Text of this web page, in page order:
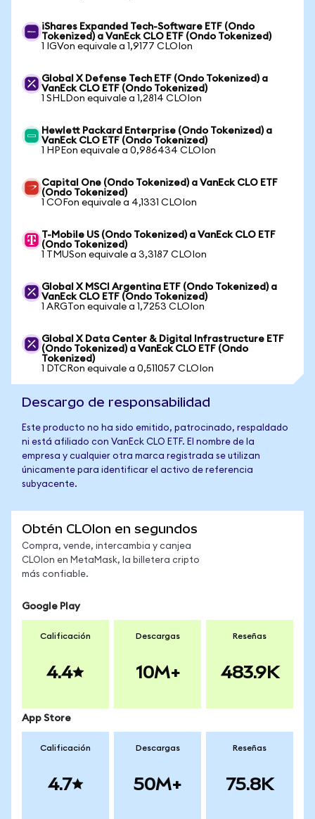
iShares Expanded Tech-Software ETF (Ondo
Tokenized) a VanEck CLO ETF (Ondo Tokenized)
1 IGVon equivale a 1,9177 CLOIon
Global X Defense Tech ETF (Ondo Tokenized) a
VanEck CLO ETF (Ondo Tokenized)
1 SHLDon equivale a 1,2814 CLOIon
Hewlett Packard Enterprise (Ondo Tokenized) a
VanEck CLO ETF (Ondo Tokenized)
1 HPEon equivale a 0,986434 CLOIon
Capital One (Ondo Tokenized) a VanEck CLO ETF
(Ondo Tokenized)
1 COFon equivale a 4,1331 CLOIon
T-Mobile US (Ondo Tokenized) a VanEck CLO ETF
(Ondo Tokenized)
1 TMUSon equivale a 3,3187 CLOIon
Global X MSCI Argentina ETF (Ondo Tokenized) a
VanEck CLO ETF (Ondo Tokenized)
1 ARGTon equivale a 1,7253 CLOIon
Global X Data Center & Digital Infrastructure ETF
(Ondo Tokenized) a VanEck CLO ETF (Ondo
Tokenized)
1 DTCRon equivale a 0,511057 CLOIon
Descargo de responsabilidad
Este producto no ha sido emitido, patrocinado, respaldado
ni está afiliado con VanEck CLO ETF. El nombre de la
empresa y cualquier otra marca registrada se utilizan
únicamente para identificar el activo de referencia
subyacente.
Obtén CLOIon en segundos
Compra, vende, intercambia y canjea
CLOIon en MetaMask, la billetera cripto
más confiable.
Google Play
Calificación
4.4
Descargas
10M+
Reseñas
483.9K
App Store
Calificación
4.7
Descargas
50M+
Reseñas
75.8K